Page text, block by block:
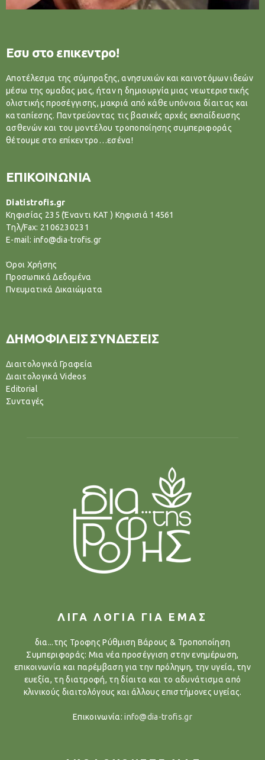
Εσυ στο επικεντρο!
Αποτέλεσμα της σύμπραξης, ανησυχιών και καινοτόμων ιδεών
μέσω της ομαδας μας, ήταν η δημιουργία μιας νεωτεριστικής
ολιστικής προσέγγισης, μακριά από κάθε υπόνοια δίαιτας και
καταπίεσης. Παντρεύοντας τις βασικές αρχές εκπαίδευσης
ασθενών και του μοντέλου τροποποίησης συμπεριφοράς
θέτουμε στο επίκεντρο…εσένα!
ΕΠΙΚΟΙΝΩΝΙΑ
Diatistrofis.gr
Κηφισίας 235 (Έναντι ΚΑΤ ) Κηφισιά 14561
Tηλ/Fax: 2106230231
E-mail: info@dia-trofis.gr
Όροι Χρήσης
Προσωπικά Δεδομένα
Πνευματικά Δικαιώματα
ΔΗΜΟΦΙΛΕΙΣ ΣΥΝΔΕΣΕΙΣ
Διαιτολογικά Γραφεία
Διαιτολογικά Videos
Editorial
Συνταγές
ΛΙΓΑ ΛΟΓΙΑ ΓΙΑ ΕΜΑΣ
δια...της Τροφης Ρύθμιση Βάρους & Τροποποίηση
Συμπεριφοράς: Μια νέα προσέγγιση στην ενημέρωση,
επικοινωνία και παρέμβαση για την πρόληψη, την υγεία, την
ευεξία, τη διατροφή, τη δίαιτα και το αδυνάτισμα από
κλινικούς διαιτολόγους και άλλους επιστήμονες υγείας.
Επικοινωνία:info@dia-trofis.gr